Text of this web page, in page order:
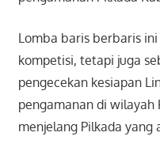
Lomba baris berbaris
kompetisi, tetapi juga
pengecekan kesiapan
pengamanan di wilayah
menjelang Pilkada yang